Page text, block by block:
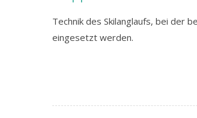
Technik des Skilanglaufs, bei der
eingesetzt werden.